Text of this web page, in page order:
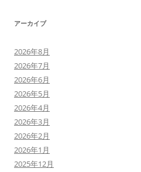
アーカイブ
2026年8月
2026年7月
2026年6月
2026年5月
2026年4月
2026年3月
2026年2月
2026年1月
2025年12月